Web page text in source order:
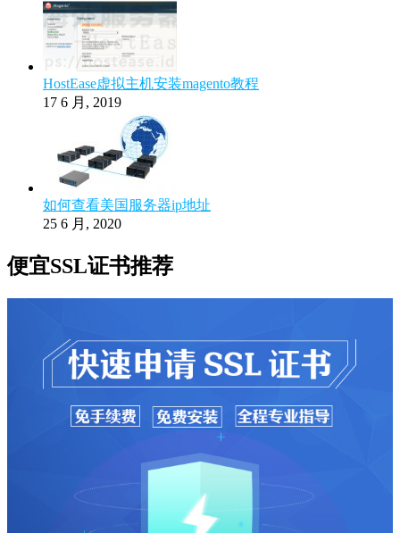
HostEase虚拟主机安装magento教程
17 6 月, 2019
如何查看美国服务器ip地址
25 6 月, 2020
便宜SSL证书推荐